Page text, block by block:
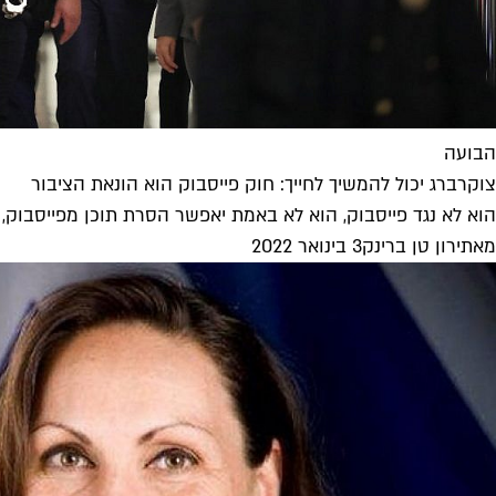
הבועה
צוקרברג יכול להמשיך לחייך: חוק פייסבוק הוא הונאת הציבור
הוא לא נגד פייסבוק, הוא לא באמת יאפשר הסרת תוכן
מאתירון טן ברינק3 בינואר 2022